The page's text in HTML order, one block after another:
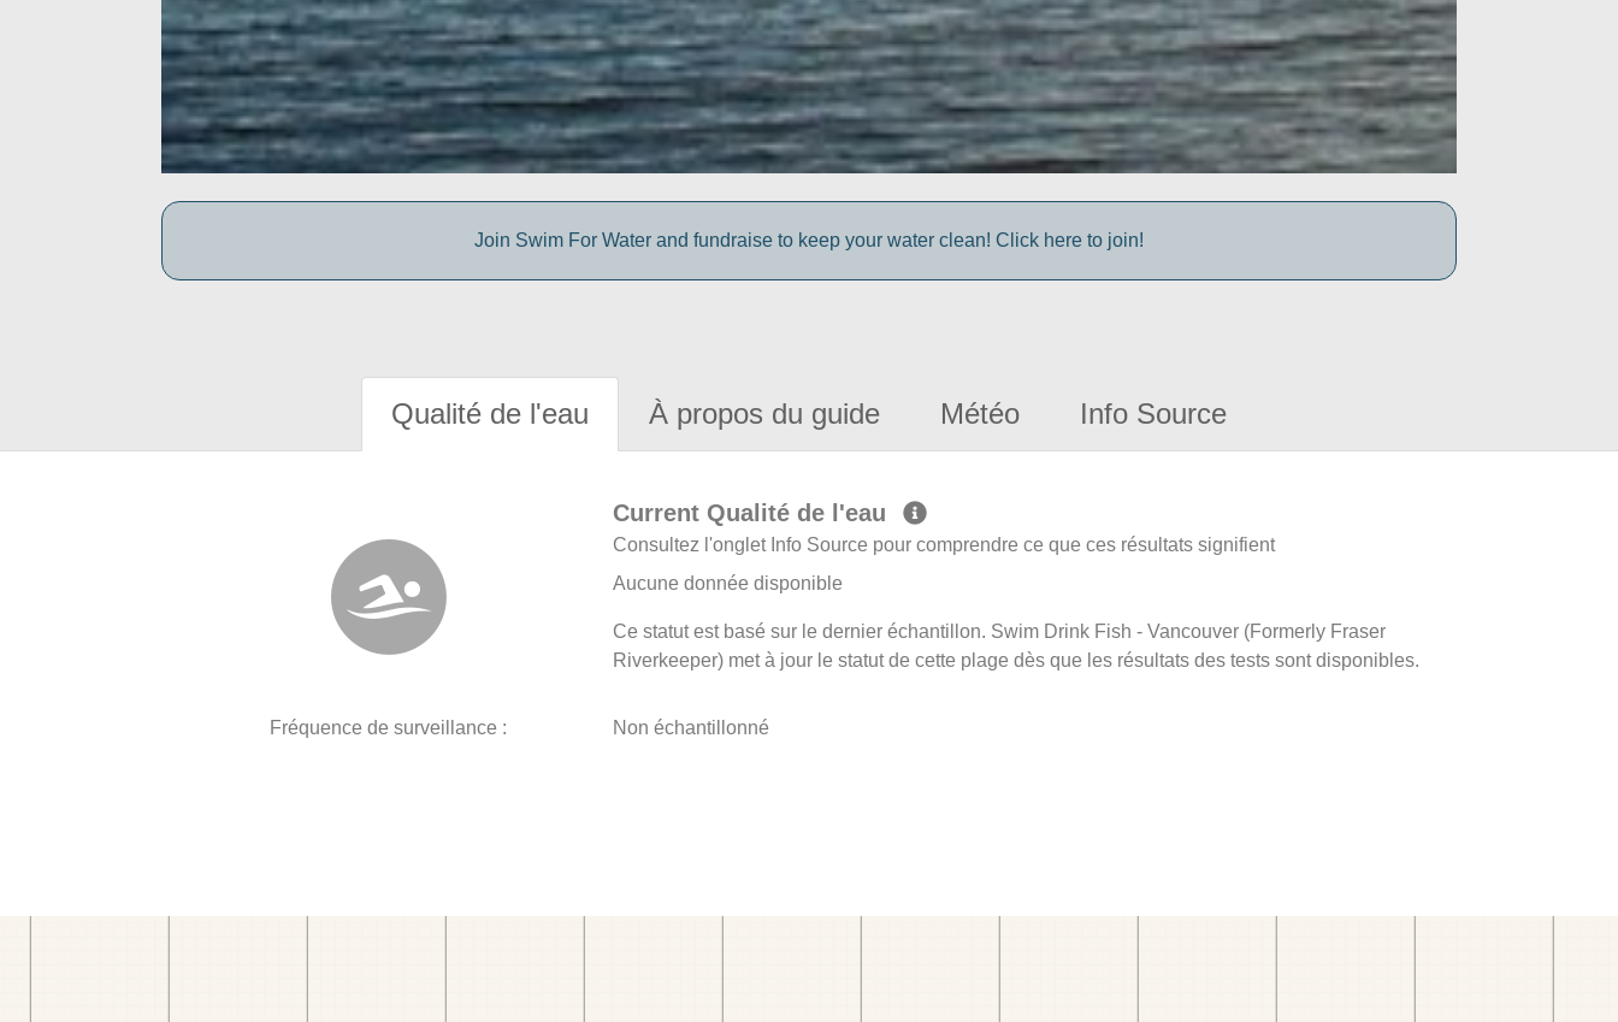
Join Swim For Water and fundraise to keep your water clean! Click here to join!
Qualité de l'eau À propos du guide Météo Info Source
Current Qualité de l'eau
Consultez l'onglet Info Source pour comprendre ce que ces résultats signifient
Aucune donnée disponible
Ce statut est basé sur le dernier échantillon. Swim Drink Fish - Vancouver (Formerly Fraser
Riverkeeper) met à jour le statut de cette plage dès que les résultats des tests sont disponibles.
Fréquence de surveillance : Non échantillonné